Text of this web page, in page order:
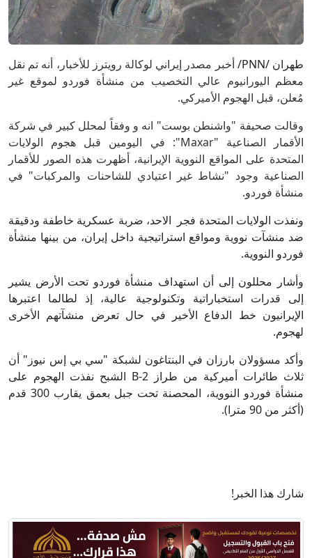
طهران /PNN/
أخبر مصدر إيراني لوكالة رويترز للأخبار، أنه تم نقل
معظم اليورانيوم عالي التخصيب من منشأة فوردو لموقع غير
مُعلن، قبل الهجوم الأميركي.
وقالت صحيفة "واشنطن بوست" انه و وفقاً لمحلل كبير في شركة
الأقمار الصناعية "Maxar": في اليومين قبل هجوم الولايات
المتحدة على المواقع النووية الإيرانية، أظهرت هذه الصور للأقمار
الصناعية وجود "نشاط غير اعتيادي للشاحنات والمركبات" في
منشأة فوردو.
ونفذت الولايات المتحدة فجر الاحد، ضربة عسكرية خاطفة ودقيقة
ضد منشآت نووية ومواقع استراتيجية داخل إيران، من بينها منشأة
فوردو النووية.
وأشار محللون إلى أن استهداف منشأة فوردو تحت الأرض يشير
إلى قدرات استخباراتية وتكنولوجية عالية، إذ لطالما اعتبرها
الإيرانيون خط الدفاع الأخير في حال تعرض منشآتهم الأخرى
لهجوم.
وأكد مسؤولان بارزان في البنتاغون لشبكة "سي بي إس نيوز" أن
ثلاث طائرات أميركية من طراز B-2 الشبح نفذت الهجوم على
منشأة فوردو النووية، المحصنة تحت جبل بعمق يقارب 300 قدم
(أكثر من 90 مترا).
شارك هذا الخبر!